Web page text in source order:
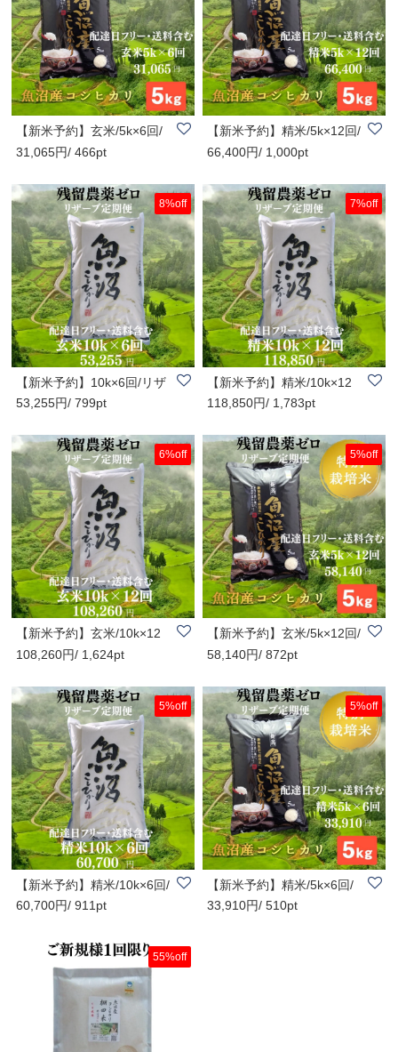
【新米予約】玄米/5k×6回/
リザーブ便/配..
31,065円/ 466pt
【新米予約】精米/5k×12回/
リザーブ便/配..
66,400円/ 1,000pt
8%off
【新米予約】10k×6回/リザ
ーブ便/配達日..
53,255円/ 799pt
7%off
【新米予約】精米/10k×12
回/リザーブ便/..
118,850円/ 1,783pt
6%off
【新米予約】玄米/10k×12
回/リザーブ便/..
108,260円/ 1,624pt
5%off
【新米予約】玄米/5k×12回/
リザーブ便/配..
58,140円/ 872pt
5%off
【新米予約】精米/10k×6回/
リザーブ便/配..
60,700円/ 911pt
5%off
【新米予約】精米/5k×6回/
リザーブ便/配..
33,910円/ 510pt
55%off